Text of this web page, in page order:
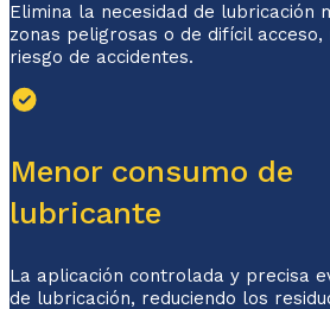
Elimina la necesidad de lubricación
zonas peligrosas o de difícil acceso,
riesgo de accidentes.
Menor consumo de
lubricante
La aplicación controlada y precisa
de lubricación, reduciendo los